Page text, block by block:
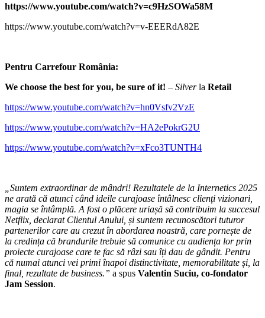
https://www.youtube.com/watch?v=c9HzSOWa58M
https://www.youtube.com/watch?v=v-EEERdA82E
Pentru Carrefour România:
We choose the best for you, be sure of it! – Silverla Retail
https://www.youtube.com/watch?v=hn0Vsfv2VzE
https://www.youtube.com/watch?v=HA2ePokrG2U
https://www.youtube.com/watch?v=xFco3TUNTH4
„Suntem extraordinar de mândri! Rezultatele de la Internetics 2025
ne arată că atunci când ideile curajoase întâlnesc clienți vizionari,
magia se întâmplă. A fost o plăcere uriașă să contribuim la succesul
Netflix, declarat Clientul Anului, și suntem recunoscători tuturor
partenerilor care au crezut în abordarea noastră, care pornește de
la credința că brandurile trebuie să comunice cu audiența lor prin
proiecte curajoase care te fac să râzi sau îți dau de gândit. Pentru
că numai atunci vei primi înapoi distinctivitate, memorabilitate și, la
final, rezultate de business.” a spus Valentin Suciu, co-fondator
Jam Session.